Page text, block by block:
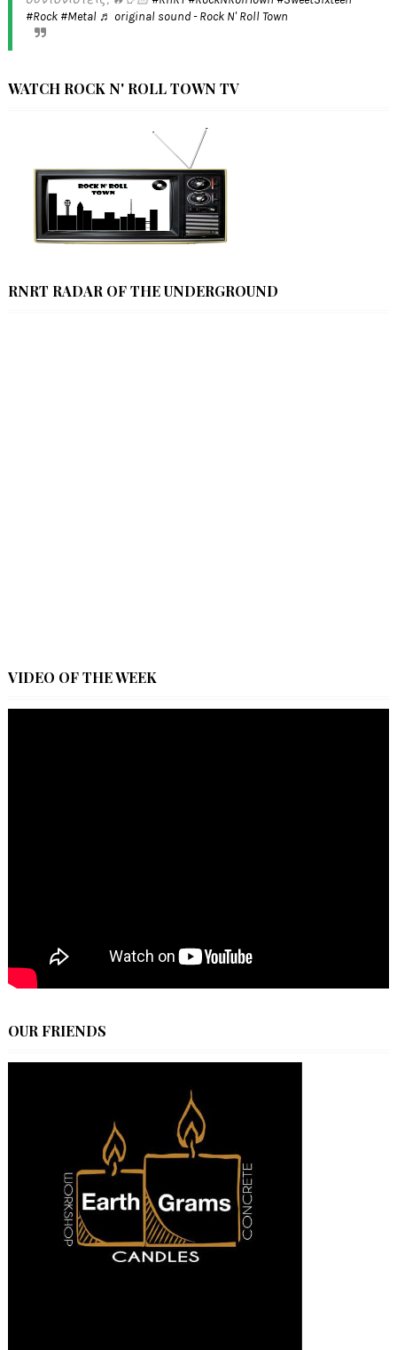
#Rock #Metal ♬ original sound - Rock N' Roll Town
WATCH ROCK N' ROLL TOWN TV
RNRT RADAR OF THE UNDERGROUND
VIDEO OF THE WEEK
OUR FRIENDS